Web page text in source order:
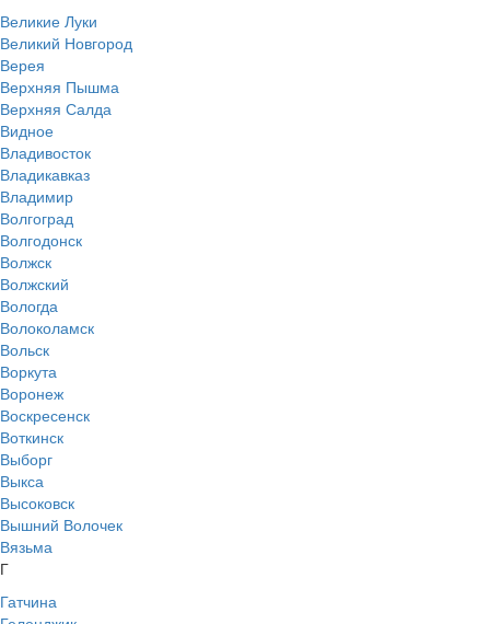
Великие Луки
Великий Новгород
Верея
Верхняя Пышма
Верхняя Салда
Видное
Владивосток
Владикавказ
Владимир
Волгоград
Волгодонск
Волжск
Волжский
Вологда
Волоколамск
Вольск
Воркута
Воронеж
Воскресенск
Воткинск
Выборг
Выкса
Высоковск
Вышний Волочек
Вязьма
Г
Гатчина